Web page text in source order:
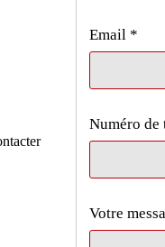
Email
Numéro de
Votre